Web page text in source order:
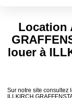
Sélectionnez...
Type de bien
Location
louer à
Sur notre site consultez
ILLKIRCH